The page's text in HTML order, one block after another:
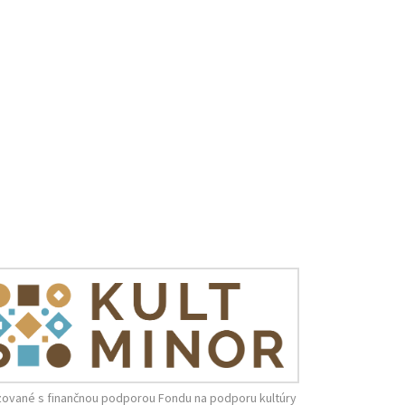
s finančnou podporou Fondu na podporu kultúry